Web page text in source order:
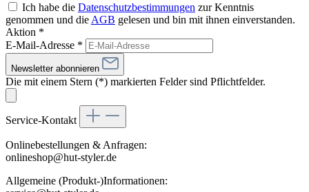
Ich habe die Datenschutzbestimmungen zur Kenntnis
genommen und die AGB gelesen und bin mit ihnen einverstanden.
Aktion *
E-Mail-Adresse *
Newsletter abonnieren
Die mit einem Stern (*) markierten Felder sind Pflichtfelder.
Service-Kontakt
Onlinebestellungen & Anfragen:
onlineshop@hut-styler.de
Allgemeine (Produkt-)Informationen: